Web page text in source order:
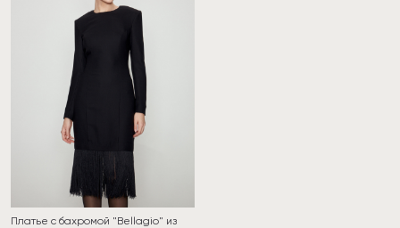
Платье с бахромой "Bellagio" из